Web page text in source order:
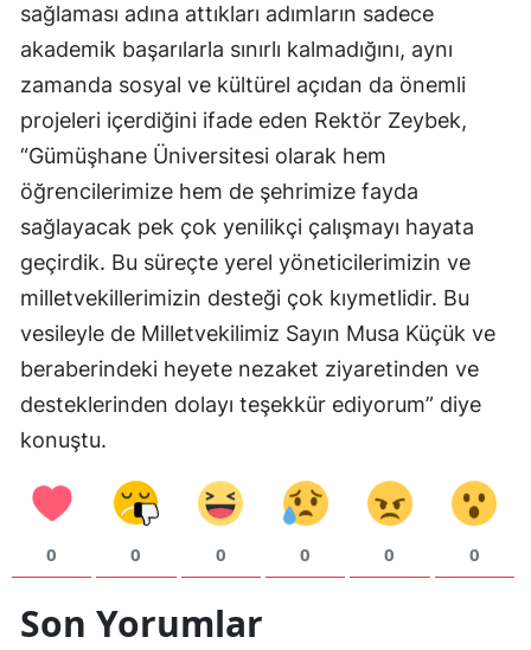
Manisa
Kahramanmaraş
Mardin
Muğla
Muş
Nevşehir
Niğde
Sakarya
Samsun
sağlaması adına attıkları adımların sadece
akademik başarılarla sınırlı kalmadığını, aynı
zamanda sosyal ve kültürel açıdan da önemli
projeleri içerdiğini ifade eden Rektör Zeybek,
“Gümüşhane Üniversitesi olarak hem
öğrencilerimize hem de şehrimize fayda
sağlayacak pek çok yenilikçi çalışmayı hayata
geçirdik. Bu süreçte yerel yöneticilerimizin ve
milletvekillerimizin desteği çok kıymetlidir. Bu
vesileyle de Milletvekilimiz Sayın Musa Küçük ve
beraberindeki heyete nezaket ziyaretinden ve
desteklerinden dolayı teşekkür ediyorum” diye
konuştu.
0 0 0 0 0 0
Son Yorumlar